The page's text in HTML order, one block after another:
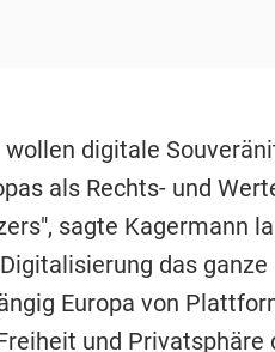
wollen digitale
als Rechts- und
sagte Kagermann
das
Europa von
und Privatsphäre